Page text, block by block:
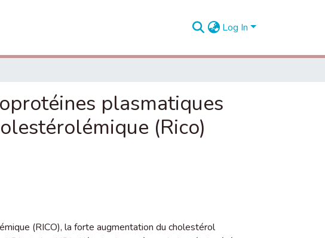
Log In
plasmatiques
(Rico)
(RICO), la forte augmentation du cholestérol